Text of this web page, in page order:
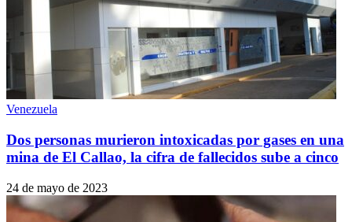
Venezuela
Dos personas murieron intoxicadas por gases en una
mina de El Callao, la cifra de fallecidos sube a cinco
24 de mayo de 2023